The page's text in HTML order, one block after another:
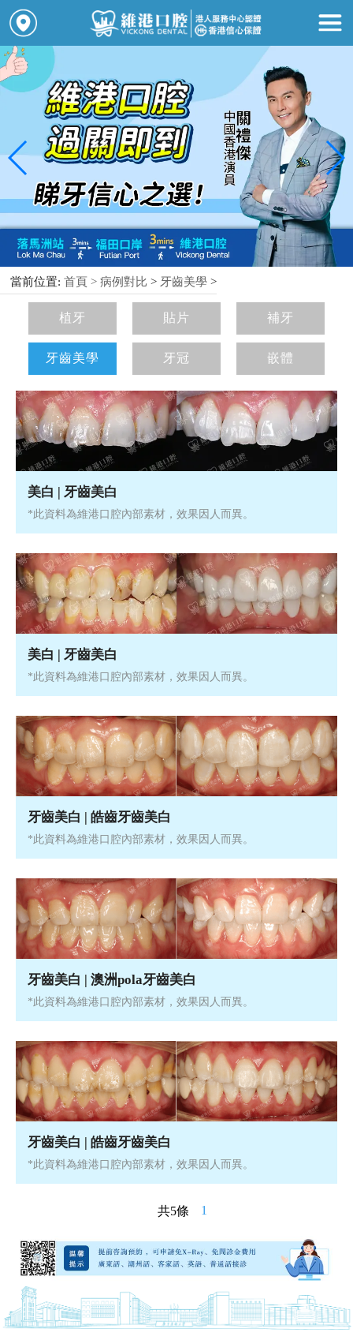
當前位置: 首頁 >病例對比 > 牙齒美學 >
植牙 貼片 補牙
牙齒美學 牙冠 嵌體
美白 | 牙齒美白
*此資料為維港口腔內部素材，效果因人而異。
美白 | 牙齒美白
*此資料為維港口腔內部素材，效果因人而異。
牙齒美白 | 皓齒牙齒美白
*此資料為維港口腔內部素材，效果因人而異。
牙齒美白 | 澳洲pola牙齒美白
*此資料為維港口腔內部素材，效果因人而異。
牙齒美白 | 皓齒牙齒美白
*此資料為維港口腔內部素材，效果因人而異。
共5條 1